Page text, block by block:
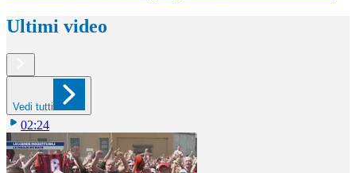
Ultimi video
Vedi tutti
02:24